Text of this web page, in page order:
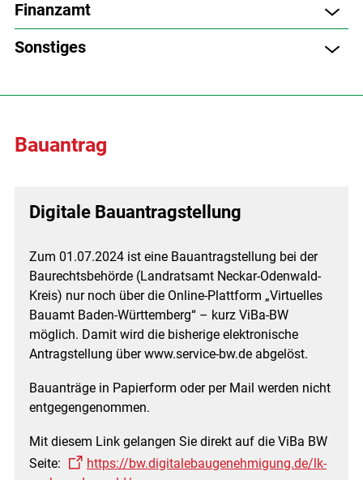
Finanzamt
Sonstiges
Bauantrag
Digitale Bauantragstellung
Zum 01.07.2024 ist eine Bauantragstellung bei der
Baurechtsbehörde (Landratsamt Neckar-Odenwald-
Kreis) nur noch über die Online-Plattform „Virtuelles
Bauamt Baden-Württemberg“ – kurz ViBa-BW
möglich. Damit wird die bisherige elektronische
Antragstellung über www.service-bw.de abgelöst.
Bauanträge in Papierform oder per Mail werden nicht
entgegengenommen.
Mit diesem Link gelangen Sie direkt auf die ViBa BW
Seite:
https://bw.digitalebaugenehmigung.de/lk-